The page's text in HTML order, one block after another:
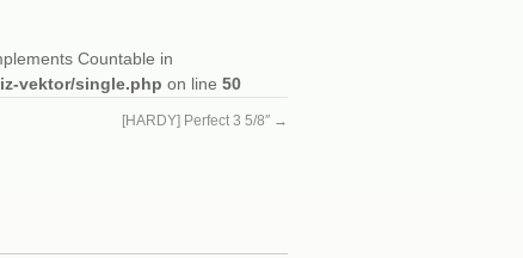
Countable in
vektor/single.php on line 50
[HARDY] Perfect 3 5/8″ →